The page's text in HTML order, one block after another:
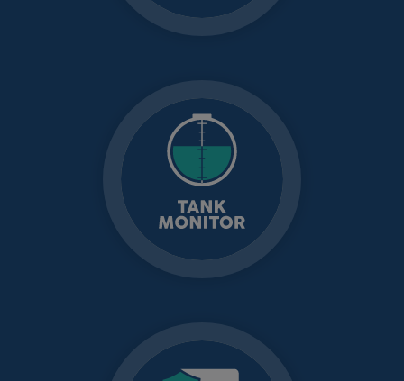
TANK MONITOR
tanques